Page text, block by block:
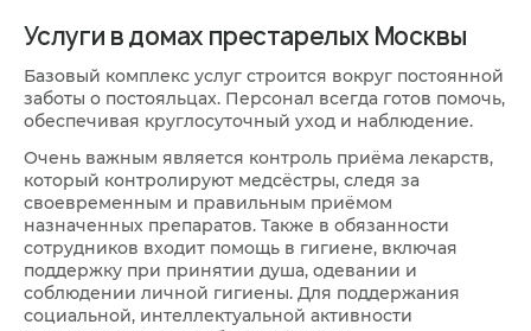
Услуги в домах престарелых Москвы
Базовый комплекс услуг строится вокруг постоянной
заботы о постояльцах. Персонал всегда готов помочь,
обеспечивая круглосуточный уход и наблюдение.
Очень важным является контроль приёма лекарств,
который контролируют медсёстры, следя за
своевременным и правильным приёмом
назначенных препаратов. Также в обязанности
сотрудников входит помощь в гигиене, включая
поддержку при принятии душа, одевании и
соблюдении личной гигиены. Для поддержания
социальной, интеллектуальной активности